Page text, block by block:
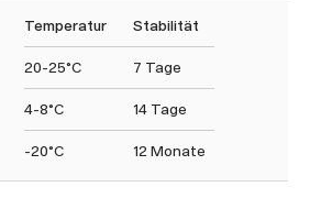
Temperatur Stabilität
20-25°C 7 Tage
4-8°C 14 Tage
-20°C 12 Monate